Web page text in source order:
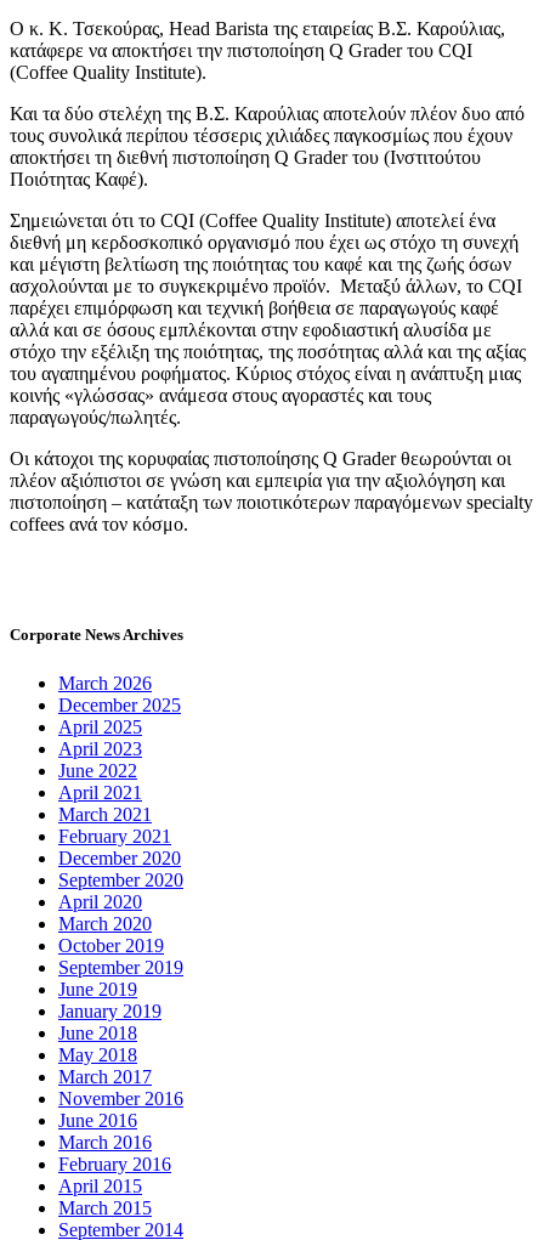
Ο κ. Κ. Τσεκούρας, Head Barista της εταιρείας Β.Σ. Καρούλιας,
κατάφερε να αποκτήσει την πιστοποίηση Q Grader του CQI
(Coffee Quality Institute).
Και τα δύο στελέχη της Β.Σ. Καρούλιας αποτελούν πλέον δυο από
τους συνολικά περίπου τέσσερις χιλιάδες παγκοσμίως που έχουν
αποκτήσει τη διεθνή πιστοποίηση Q Grader του (Ινστιτούτου
Ποιότητας Καφέ).
Σημειώνεται ότι το CQI (Coffee Quality Institute) αποτελεί ένα
διεθνή μη κερδοσκοπικό οργανισμό που έχει ως στόχο τη συνεχή
και μέγιστη βελτίωση της ποιότητας του καφέ και της ζωής όσων
ασχολούνται με το συγκεκριμένο προϊόν. Μεταξύ άλλων, το CQI
παρέχει επιμόρφωση και τεχνική βοήθεια σε παραγωγούς καφέ
αλλά και σε όσους εμπλέκονται στην εφοδιαστική αλυσίδα με
στόχο την εξέλιξη της ποιότητας, της ποσότητας αλλά και της αξίας
του αγαπημένου ροφήματος. Κύριος στόχος είναι η ανάπτυξη μιας
κοινής «γλώσσας» ανάμεσα στους αγοραστές και τους
παραγωγούς/πωλητές.
Οι κάτοχοι της κορυφαίας πιστοποίησης Q Grader θεωρούνται οι
πλέον αξιόπιστοι σε γνώση και εμπειρία για την αξιολόγηση και
πιστοποίηση – κατάταξη των ποιοτικότερων παραγόμενων specialty
coffees ανά τον κόσμο.
Corporate News Archives
March 2026
December 2025
April 2025
April 2023
June 2022
April 2021
March 2021
February 2021
December 2020
September 2020
April 2020
March 2020
October 2019
September 2019
June 2019
January 2019
June 2018
May 2018
March 2017
November 2016
June 2016
March 2016
February 2016
April 2015
March 2015
September 2014